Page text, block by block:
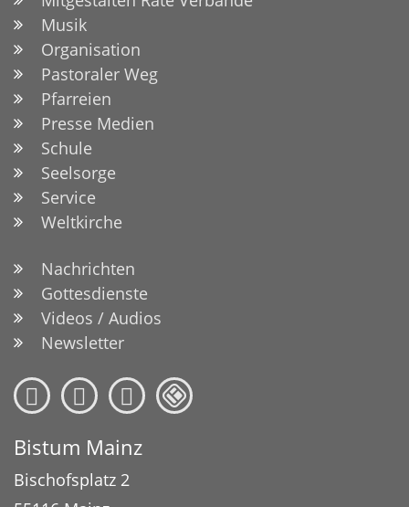
Musik
Organisation
Pastoraler Weg
Pfarreien
Presse Medien
Schule
Seelsorge
Service
Weltkirche
Nachrichten
Gottesdienste
Videos / Audios
Newsletter
Bistum Mainz
Bischofsplatz 2